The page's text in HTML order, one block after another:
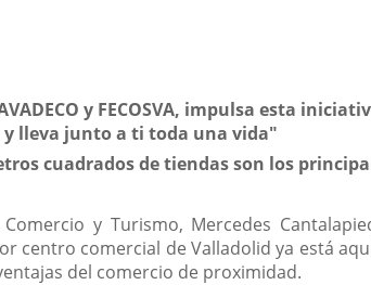
y FECOSVA, impulsa esta
lleva junto a ti toda una vida"
cuadrados de tiendas son los
y Turismo, Mercedes
centro comercial de Valladolid ya está
del comercio de proximidad.